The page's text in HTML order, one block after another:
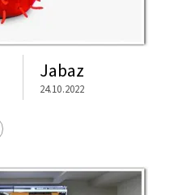
Jabaz
24.10.2022